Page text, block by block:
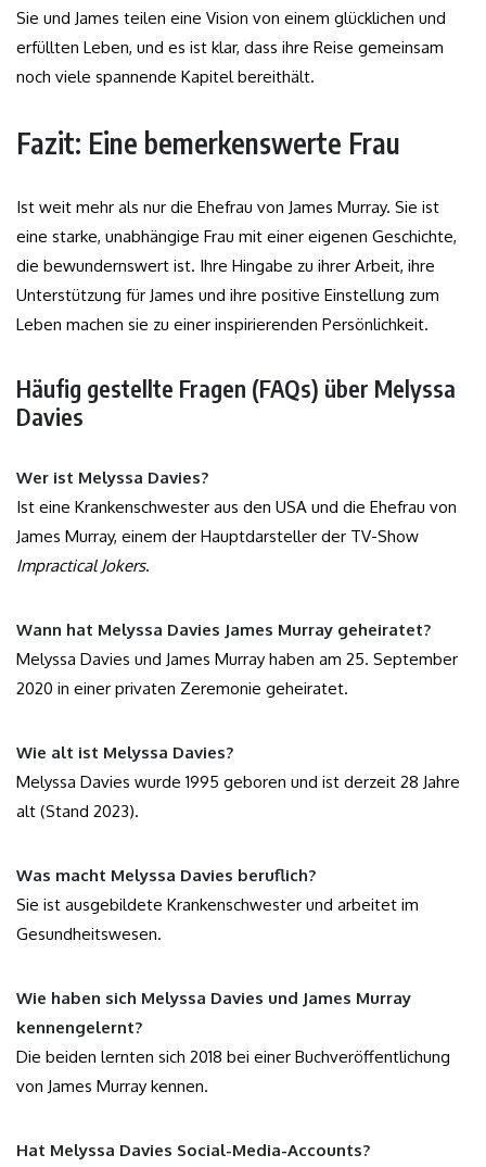
Sie und James teilen eine Vision von einem glücklichen und
erfüllten Leben, und es ist klar, dass ihre Reise gemeinsam
noch viele spannende Kapitel bereithält.
Fazit: Eine bemerkenswerte Frau
Ist weit mehr als nur die Ehefrau von James Murray. Sie ist
eine starke, unabhängige Frau mit einer eigenen Geschichte,
die bewundernswert ist. Ihre Hingabe zu ihrer Arbeit, ihre
Unterstützung für James und ihre positive Einstellung zum
Leben machen sie zu einer inspirierenden Persönlichkeit.
Häufig gestellte Fragen (FAQs) über Melyssa
Davies
Wer ist Melyssa Davies?
Ist eine Krankenschwester aus den USA und die Ehefrau von
James Murray, einem der Hauptdarsteller der TV-Show
Impractical Jokers.
Wann hat Melyssa Davies James Murray geheiratet?
Melyssa Davies und James Murray haben am 25. September
2020 in einer privaten Zeremonie geheiratet.
Wie alt ist Melyssa Davies?
Melyssa Davies wurde 1995 geboren und ist derzeit 28 Jahre
alt (Stand 2023).
Was macht Melyssa Davies beruflich?
Sie ist ausgebildete Krankenschwester und arbeitet im
Gesundheitswesen.
Wie haben sich Melyssa Davies und James Murray
kennengelernt?
Die beiden lernten sich 2018 bei einer Buchveröffentlichung
von James Murray kennen.
Hat Melyssa Davies Social-Media-Accounts?